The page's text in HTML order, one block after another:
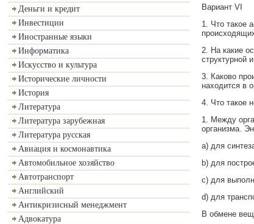
Деньги и кредит
Инвестиции
Иностранные языки
Информатика
Искусство и культура
Исторические личности
История
Литература
Литература зарубежная
Литература русская
Авиация и космонавтика
Автомобильное хозяйство
Автотранспорт
Английский
Антикризисный менеджмент
Адвокатура
Вариант VI
1. Что такое
2. На какие
структурной
3. Каково
находится в
4. Что такое
1. Между
организма.
a) для
b) для
c) для
d) для
В обмене